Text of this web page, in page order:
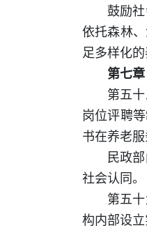
鼓励
依托森林
足多样化的
第七
第五
岗位评聘
书在养老
民政
社会认同。
第五
构内部设